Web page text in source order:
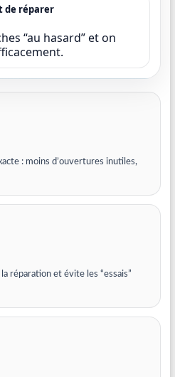
de réparer
“au hasard” et on
: moins d’ouvertures inutiles,
réparation et évite les “essais”